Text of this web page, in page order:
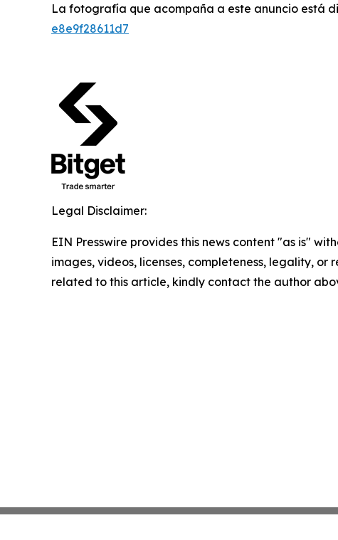
La fotografía que acompaña a este anuncio está
e8e9f28611d7
Legal Disclaimer:
EIN Presswire provides this news content "as is"
images, videos, licenses, completeness, legality,
related to this article, kindly contact the author